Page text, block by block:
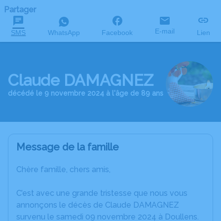
Partager
SMS WhatsApp Facebook E-mail Lien
Claude DAMAGNEZ
décédé le 9 novembre 2024 à l'âge de 89 ans
Message de la famille
Chère famille, chers amis,
C’est avec une grande tristesse que nous vous
annonçons le décès de Claude DAMAGNEZ
survenu le samedi 09 novembre 2024 à Doullens.